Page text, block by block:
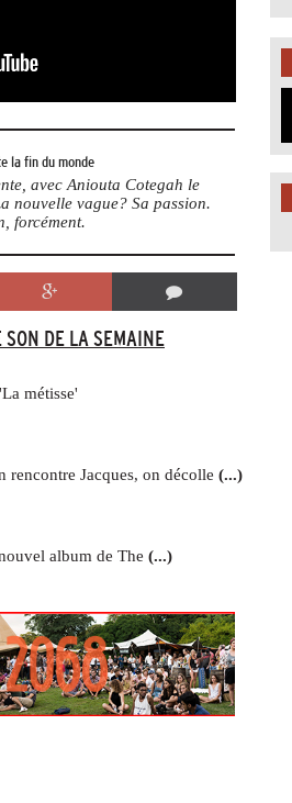
la fin du monde
avec Aniouta Cotegah le
nouvelle vague? Sa passion.
forcément.
SON DE LA SEMAINE
métisse'
rencontre Jacques, on décolle (...)
album de The (...)